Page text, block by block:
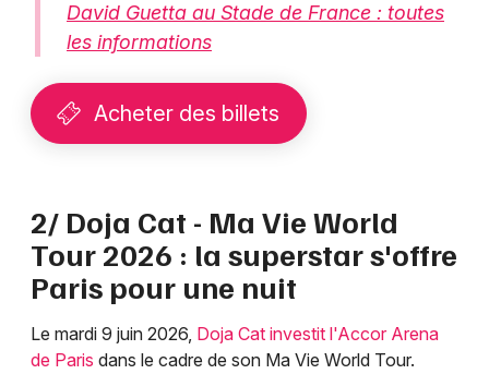
David Guetta au Stade de France : toutes
les informations
Acheter des billets
2/ Doja Cat - Ma Vie World
Tour 2026 : la superstar s'offre
Paris pour une nuit
Le mardi 9 juin 2026, Doja Cat investit l'Accor Arena
de Paris dans le cadre de son Ma Vie World Tour.